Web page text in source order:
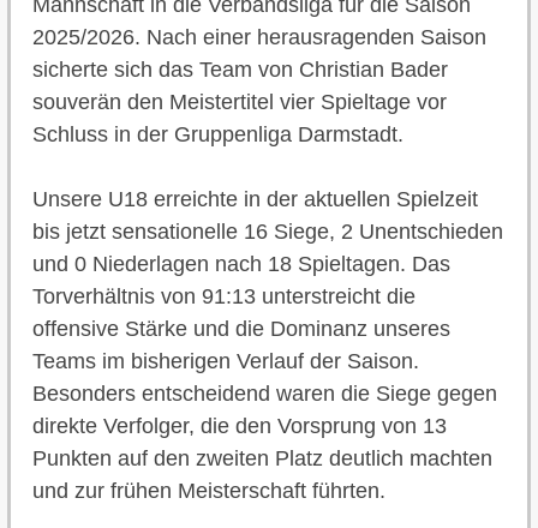
Mannschaft in die Verbandsliga für die Saison
2025/2026. Nach einer herausragenden Saison
sicherte sich das Team von Christian Bader
souverän den Meistertitel vier Spieltage vor
Schluss in der Gruppenliga Darmstadt.
Unsere U18 erreichte in der aktuellen Spielzeit
bis jetzt sensationelle 16 Siege, 2 Unentschieden
und 0 Niederlagen nach 18 Spieltagen. Das
Torverhältnis von 91:13 unterstreicht die
offensive Stärke und die Dominanz unseres
Teams im bisherigen Verlauf der Saison.
Besonders entscheidend waren die Siege gegen
direkte Verfolger, die den Vorsprung von 13
Punkten auf den zweiten Platz deutlich machten
und zur frühen Meisterschaft führten.